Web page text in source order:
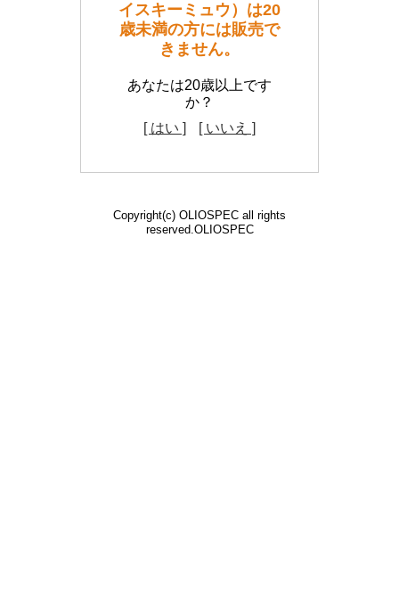
イスキーミュウ）は20
歳未満の方には販売で
きません。
あなたは20歳以上です
か？
[ はい ]
[ いいえ ]
Copyright(c) OLIOSPEC all rights
reserved.OLIOSPEC